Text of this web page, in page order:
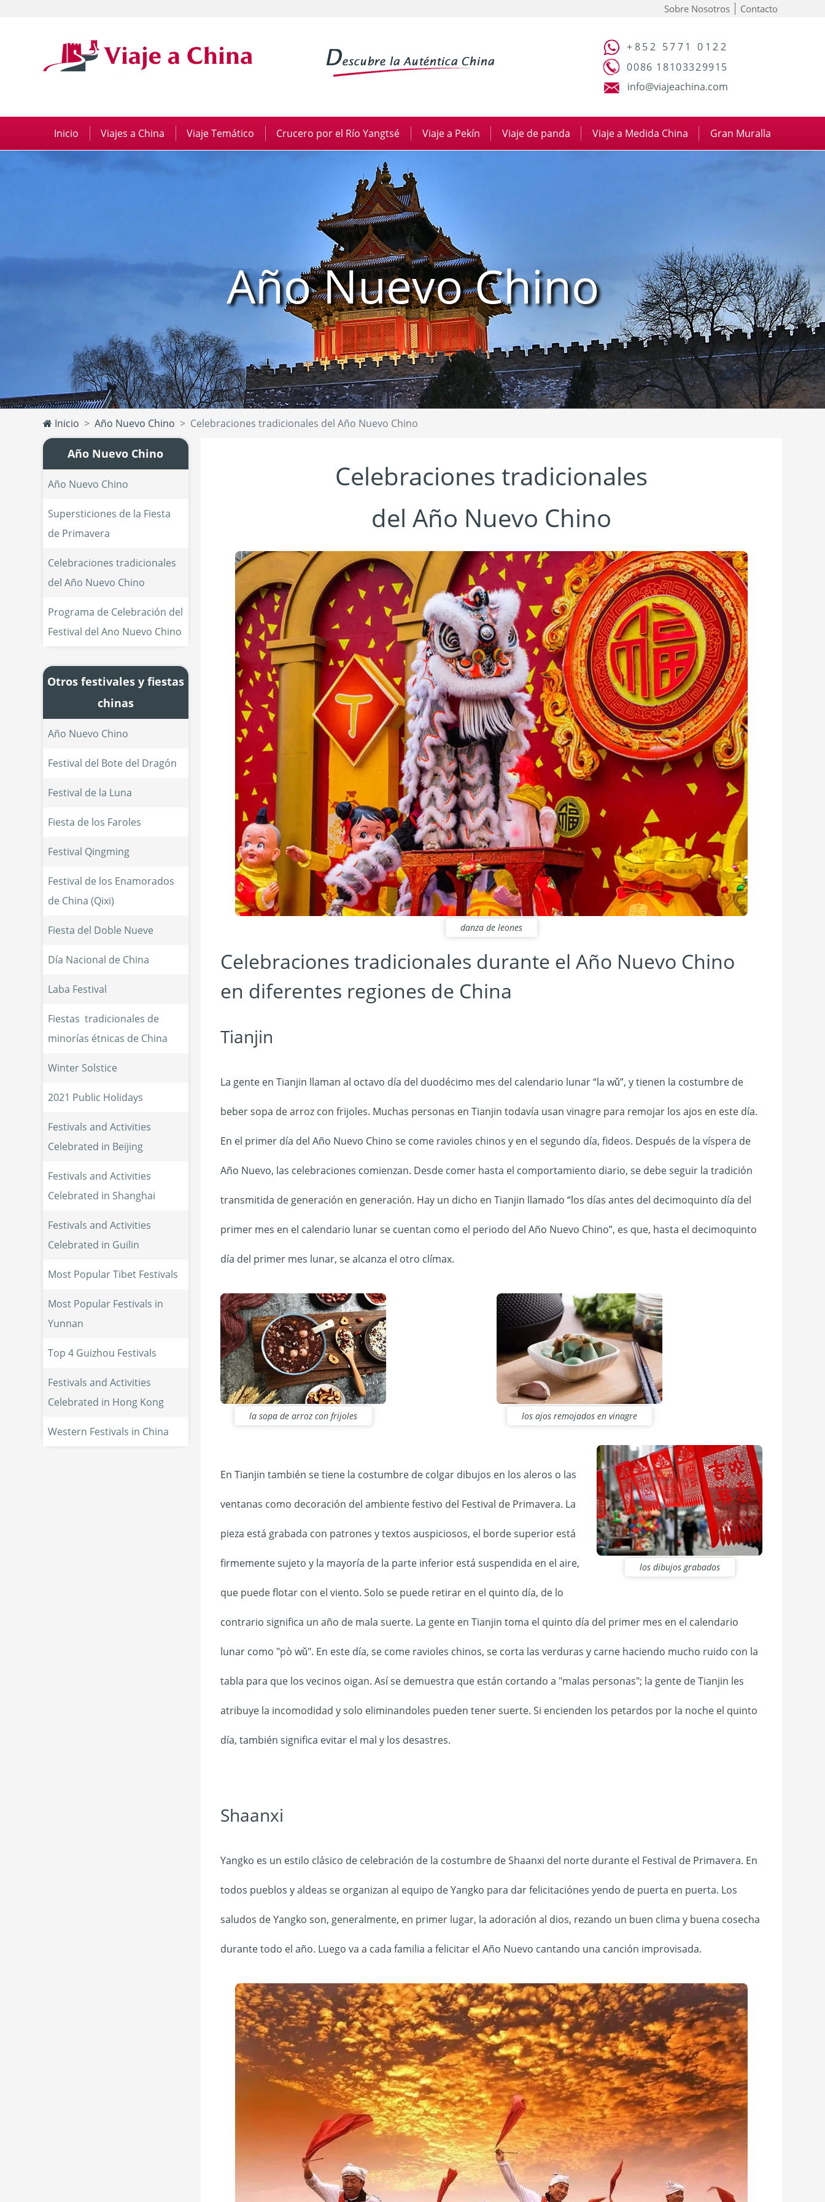
Sobre Nosotros Contacto
+852 5771 0122
0086 18103329915
info@viajeachina.com
Inicio Viajes a China Viaje Temático Crucero por el Río Yangtsé Viaje a Pekín Viaje de panda Viaje a Medida China Gran Muralla
Año Nuevo Chino
Inicio Año Nuevo Chino Celebraciones tradicionales del Año Nuevo Chino
Año Nuevo Chino
Año Nuevo Chino
Supersticiones de la Fiesta
de Primavera
Celebraciones tradicionales
del Año Nuevo Chino
Programa de Celebración del
Festival del Ano Nuevo Chino
Otros festivales y fiestas
chinas
Año Nuevo Chino
Festival del Bote del Dragón
Festival de la Luna
Fiesta de los Faroles
Festival Qingming
Festival de los Enamorados
de China (Qixi)
Fiesta del Doble Nueve
Día Nacional de China
Laba Festival
Fiestas  tradicionales de
minorías étnicas de China
Winter Solstice
2021 Public Holidays
Festivals and Activities
Celebrated in Beijing
Festivals and Activities
Celebrated in Shanghai
Festivals and Activities
Celebrated in Guilin
Most Popular Tibet Festivals
Most Popular Festivals in
Yunnan
Top 4 Guizhou Festivals
Festivals and Activities
Celebrated in Hong Kong
Western Festivals in China
Celebraciones tradicionales
del Año Nuevo Chino
danza de leones
Celebraciones tradicionales durante el Año Nuevo Chino
en diferentes regiones de China
Tianjin
La gente en Tianjin llaman al octavo día del duodécimo mes del calendario lunar “la wǔ”, y tienen la costumbre de
beber sopa de arroz con frijoles. Muchas personas en Tianjin todavía usan vinagre para remojar los ajos en este día.
En el primer día del Año Nuevo Chino se come ravioles chinos y en el segundo día, fideos. Después de la víspera de
Año Nuevo, las celebraciones comienzan. Desde comer hasta el comportamiento diario, se debe seguir la tradición
transmitida de generación en generación. Hay un dicho en Tianjin llamado “los días antes del decimoquinto día del
primer mes en el calendario lunar se cuentan como el periodo del Año Nuevo Chino”, es que, hasta el decimoquinto
día del primer mes lunar, se alcanza el otro clímax.
la sopa de arroz con frijoles los ajos remojados en vinagre
los dibujos grabados
En Tianjin también se tiene la costumbre de colgar dibujos en los aleros o las
ventanas como decoración del ambiente festivo del Festival de Primavera. La
pieza está grabada con patrones y textos auspiciosos, el borde superior está
firmemente sujeto y la mayoría de la parte inferior está suspendida en el aire,
que puede flotar con el viento. Solo se puede retirar en el quinto día, de lo
contrario significa un año de mala suerte. La gente en Tianjin toma el quinto día del primer mes en el calendario
lunar como "pò wǔ". En este día, se come ravioles chinos, se corta las verduras y carne haciendo mucho ruido con la
tabla para que los vecinos oigan. Así se demuestra que están cortando a "malas personas"; la gente de Tianjin les
atribuye la incomodidad y solo eliminandoles pueden tener suerte. Si encienden los petardos por la noche el quinto
día, también significa evitar el mal y los desastres.
Shaanxi
Yangko es un estilo clásico de celebración de la costumbre de Shaanxi del norte durante el Festival de Primavera. En
todos pueblos y aldeas se organizan al equipo de Yangko para dar felicitaciónes yendo de puerta en puerta. Los
saludos de Yangko son, generalmente, en primer lugar, la adoración al dios, rezando un buen clima y buena cosecha
durante todo el año. Luego va a cada familia a felicitar el Año Nuevo cantando una canción improvisada.